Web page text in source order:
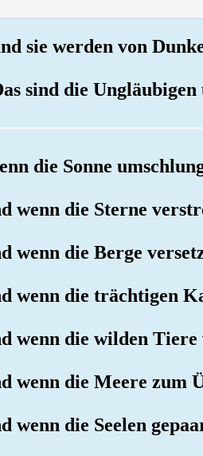
sie werden von
sind die
die Sonne
wenn die Sterne
wenn die Berge
wenn die trächtigen
wenn die wilden
wenn die Meere zum
wenn die Seelen